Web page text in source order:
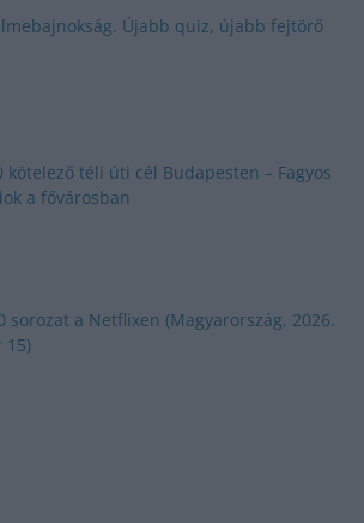
Újabb quiz, újabb fejtörő
kötelező téli úti cél Budapesten – Fagyos
a fővárosban
sorozat a Netflixen (Magyarország, 2026.
15)